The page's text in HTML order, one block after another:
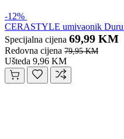
-12%
CERASTYLE umivaonik
Specijalna cijena 69,99 KM
Redovna cijena 79,95 KM
Ušteda 9,96 KM